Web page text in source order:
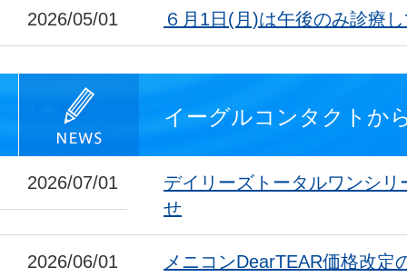
2026/05/01 ６月1日(月)は午後のみ診療
イーグルコンタクトか
2026/07/01
デイリーズトータルワンシ
せ
2026/06/01 メニコンDearTEAR価格改定